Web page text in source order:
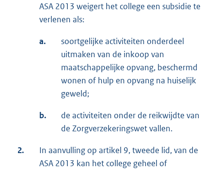
ASA 2013 weigert het college een subsidie te
verlenen als:
a.
soortgelijke activiteiten onderdeel
uitmaken van de inkoop van
maatschappelijke opvang, beschermd
wonen of hulp en opvang na huiselijk
geweld;
b.
de activiteiten onder de reikwijdte van
de Zorgverzekeringswet vallen.
2.
In aanvulling op artikel 9, tweede lid, van de
ASA 2013 kan het college geheel of